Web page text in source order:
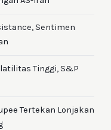
Sentimen
Tinggi, S&P
Tertekan Lonjakan